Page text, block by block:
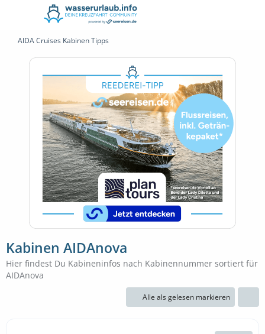
AIDA Cruises Kabinen Tipps
Kabinen AIDAnova
Hier findest Du Kabineninfos nach Kabinennummer sortiert für
AIDAnova
Alle als gelesen markieren